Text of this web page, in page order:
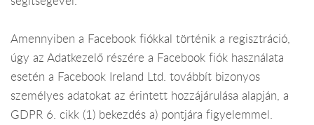
Amennyiben a Facebook fiókkal történik a regisztráció,
úgy az Adatkezelő részére a Facebook fiók használata
esetén a Facebook Ireland Ltd. továbbít bizonyos
személyes adatokat az érintett hozzájárulása alapján, a
GDPR 6. cikk (1) bekezdés a) pontjára figyelemmel.